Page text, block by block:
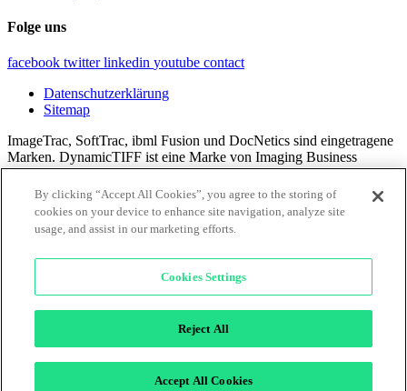
Folge uns
facebook twitter linkedin youtube contact
Datenschutzerklärung
Sitemap
ImageTrac, SoftTrac, ibml Fusion und DocNetics sind eingetragene
Marken. DynamicTIFF ist eine Marke von Imaging Business
Machines, LLC.
Alle Inhalte © 2024 Imaging Business Machines, LLC.
By clicking “Accept All Cookies”, you agree to the storing of
cookies on your device to enhance site navigation, analyze site
usage, and assist in our marketing efforts.
Cookies Settings
Reject All
Accept All Cookies